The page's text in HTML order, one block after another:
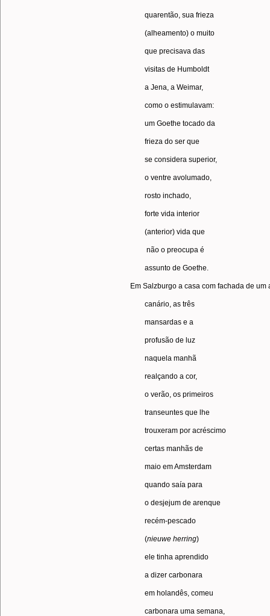
quarentão, sua frieza
(alheamento) o muito
que precisava das
visitas de Humboldt
a Jena, a Weimar,
como o estimulavam:
um Goethe tocado da
frieza do ser que
se considera superior,
o ventre avolumado,
rosto inchado,
forte vida interior
(anterior) vida que
não o preocupa é
assunto de Goethe.
Em Salzburgo a casa com fachada de um
canário, as três
mansardas e a
profusão de luz
naquela manhã
realçando a cor,
o verão, os primeiros
transeuntes que lhe
trouxeram por acréscimo
certas manhãs de
maio em Amsterdam
quando saía para
o desjejum de arenque
recém-pescado
(nieuwe herring)
ele tinha aprendido
a dizer carbonara
em holandês, comeu
carbonara uma semana,